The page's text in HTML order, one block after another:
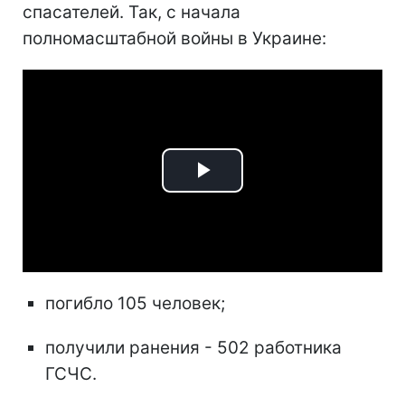
спасателей. Так, с начала
полномасштабной войны в Украине:
Play
погибло 105 человек;
получили ранения - 502 работника
ГСЧС.